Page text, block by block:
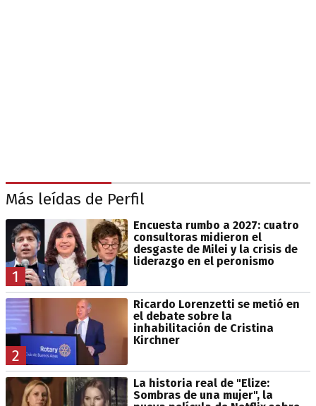
Más leídas de Perfil
1
Encuesta rumbo a 2027: cuatro
consultoras midieron el
desgaste de Milei y la crisis de
liderazgo en el peronismo
2
Ricardo Lorenzetti se metió en
el debate sobre la
inhabilitación de Cristina
Kirchner
La historia real de "Elize:
Sombras de una mujer", la